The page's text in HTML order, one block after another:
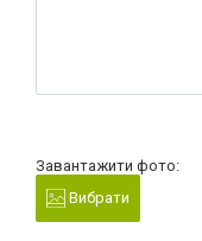
Завантажити фото:
Вибрати